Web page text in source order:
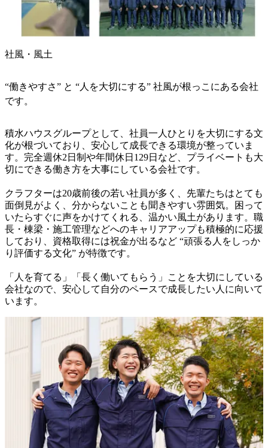
社風・風土
“働きやすさ” と “人を大切にする” 社風が根っこにある会社
です。
積水ハウスグループとして、社員一人ひとりを大切にする文
化が根づいており、安心して成長できる環境が整っていま
す。完全週休2日制や年間休日129日など、プライベートも大
切にできる働き方を大事にしている会社です。
クラフターは20歳前後の若い社員が多く、先輩たちはとても
面倒見がよく、分からないことも聞きやすい雰囲気。困って
いたらすぐに声をかけてくれる、温かい風土があります。職
長・棟梁・施工管理などへのキャリアアップも積極的に応援
しており、資格取得には祝金が出るなど “頑張る人をしっか
り評価する文化” が特徴です。
「人を育てる」「長く働いてもらう」ことを大切にしている
会社なので、安心して自分のペースで成長したい人に向いて
います。